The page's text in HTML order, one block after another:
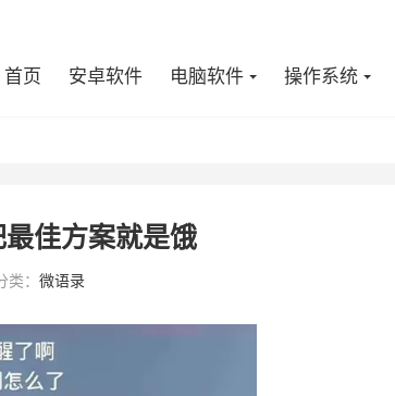
首页 安卓软件 电脑软件 操作系统
佳方案就是饿
类： 微语录